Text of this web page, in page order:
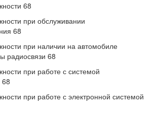
68
при обслуживании
68
при наличии на автомобиле
радиосвязи 68
при работе с системой
68
при работе с электронной системой